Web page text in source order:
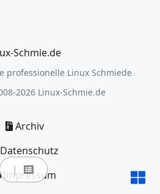
Schmie.de
professionelle Linux Schmiede
2026 Linux-Schmie.de
Archiv
Datenschutz
Impressum